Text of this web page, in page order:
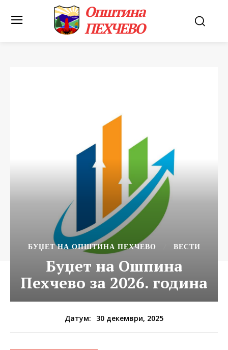
Општина
ПЕХЧЕВО
БУЏЕТ НА ОПШТИНА ПЕХЧЕВО ВЕСТИ
Буџет на Ошпина
Пехчево за 2026. година
Датум: 30 декември, 2025